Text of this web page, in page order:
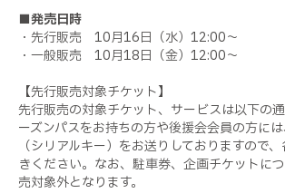
■発売日時
・先行販売 10月16日（水）12:00～
・一般販売 10月18日（金）12:00～
【先行販売対象チケット】
先行販売の対象チケット、サービスは以下の
ーズンパスをお持ちの方や後援会会員の方に
（シリアルキー）をお送りしておりますので
きください。なお、駐車券、企画チケットに
売対象外となります。